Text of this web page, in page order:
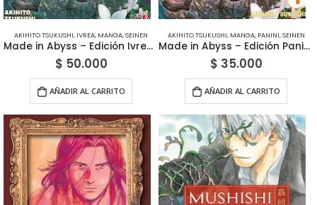
AKIHITO TSUKUSHI, IVREA, MANGA,SEINEN
Made in Abyss – Edición Ivrea Argentina
$ 50.000
AÑADIR AL CARRITO
AKIHITO TSUKUSHI, MANGA, PANINI,SEINEN
Made in Abyss – Edición Panini México
$ 35.000
AÑADIR AL CARRITO